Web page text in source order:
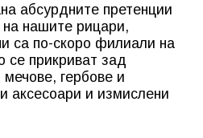
абсурдните претенции
на нашите рицари,
са по-скоро филиали на
се прикриват зад
гербове и
аксесоари и измислени